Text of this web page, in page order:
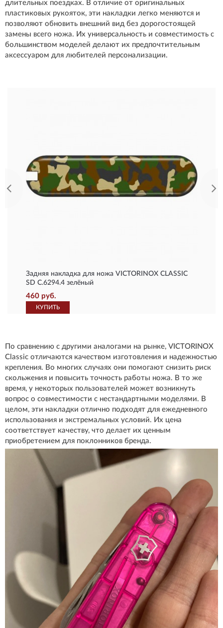
длительных поездках. В отличие от оригинальных
пластиковых рукояток, эти накладки легко меняются и
позволяют обновить внешний вид без дорогостоящей
замены всего ножа. Их универсальность и совместимость с
большинством моделей делают их предпочтительным
аксессуаром для любителей персонализации.
Задняя накладка для ножа VICTORINOX CLASSIC
SD C.6294.4 зелёный
460 руб.
КУПИТЬ
По сравнению с другими аналогами на рынке, VICTORINOX
Classic отличаются качеством изготовления и надежностью
крепления. Во многих случаях они помогают снизить риск
скольжения и повысить точность работы ножа. В то же
время, у некоторых пользователей может возникнуть
вопрос о совместимости с нестандартными моделями. В
целом, эти накладки отлично подходят для ежедневного
использования и экстремальных условий. Их цена
соответствует качеству, что делает их ценным
приобретением для поклонников бренда.